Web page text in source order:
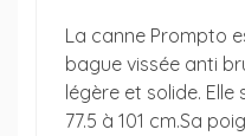
La canne Prompto
bague vissée anti
légère et solide.
77.5 à 101 cm.Sa